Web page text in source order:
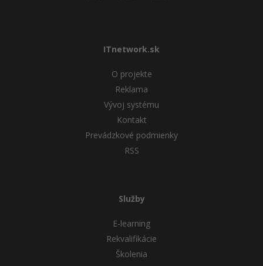
ITnetwork.sk
O projekte
Reklama
Vývoj systému
Kontakt
Prevádzkové podmienky
RSS
Služby
E-learning
Rekvalifikácie
Školenia